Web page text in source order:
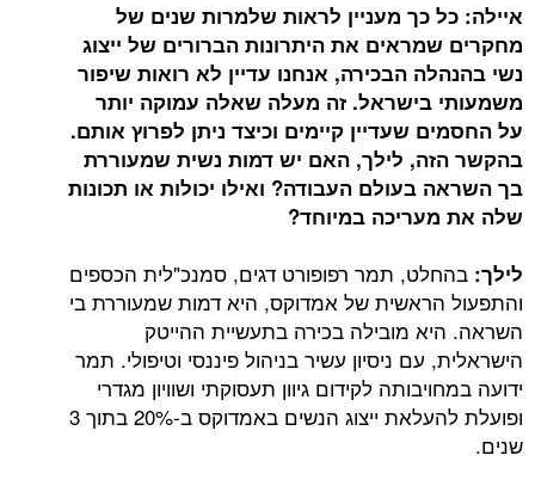
איילה: כל כך מעניין לראות שלמרות שנים של
מחקרים שמראים את היתרונות הברורים של ייצוג
נשי בהנהלה הבכירה, אנחנו עדיין לא רואות שיפור
משמעותי בישראל. זה מעלה שאלה עמוקה יותר
על החסמים שעדיין קיימים וכיצד ניתן לפרוץ אותם.
בהקשר הזה, לילך, האם יש דמות נשית שמעוררת
בך השראה בעולם העבודה? ואילו יכולות או תכונות
שלה את מעריכה במיוחד?
לילך: בהחלט, תמר רפופורט דגים, סמנכ"לית הכספים
והתפעול הראשית של אמדוקס, היא דמות שמעוררת בי
השראה. היא מובילה בכירה בתעשיית ההייטק
הישראלית, עם ניסיון עשיר בניהול פיננסי וטיפולי. תמר
ידועה במחויבותה לקידום גיוון תעסוקתי ושוויון מגדרי
ופועלת להעלאת ייצוג הנשים באמדוקס ב-20% בתוך 3
שנים.